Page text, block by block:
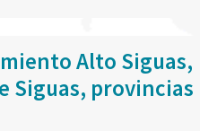
Alto Siguas,
Siguas, provincias